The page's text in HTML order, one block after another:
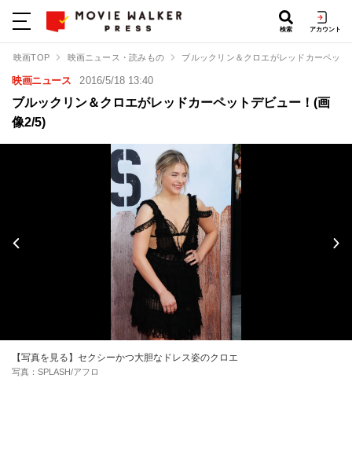
検索 アカウント
映画TOP 映画ニュース・読みもの ブルックリン＆クロエがレッドカーペット
映画ニュース 2016/5/18 13:40
ブルックリン＆クロエがレッドカーペットデビュー！(画
像2/5)
【写真を見る】セクシーかつ大胆なドレス姿のクロエ
写真：SPLASH/アフロ